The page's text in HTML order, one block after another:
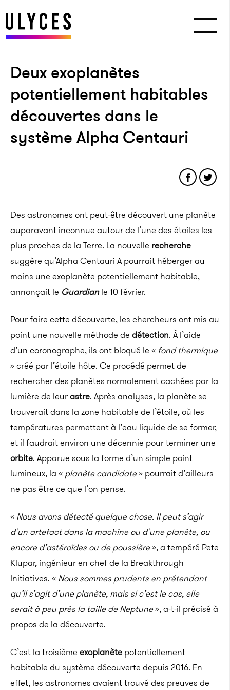
Deux exoplanètes
potentiellement habitables
découvertes dans le
système Alpha Centauri
Des astronomes ont peut-être découvert une planète
auparavant inconnue autour de l’une des étoiles les
plus proches de la Terre. La nouvelle recherche
suggère qu’Alpha Centauri A pourrait héberger au
moins une exoplanète potentiellement habitable,
annonçait le Guardianle 10 février.
Pour faire cette découverte, les chercheurs ont mis au
point une nouvelle méthode de détection. À l’aide
d’un coronographe, ils ont bloqué le « fond thermique
» créé par l’étoile hôte. Ce procédé permet de
rechercher des planètes normalement cachées par la
lumière de leurastre. Après analyses, la planète se
trouverait dans la zone habitable de l’étoile, où les
températures permettent à l’eau liquide de se former,
et il faudrait environ une décennie pour terminer une
orbite. Apparue sous la forme d’un simple point
lumineux, la « planète candidate» pourrait d’ailleurs
ne pas être ce que l’on pense.
« Nous avons détecté quelque chose. Il peut s’agir
d’un artefact dans la machine ou d’une planète, ou
encore d’astéroïdes ou de poussière», a tempéré Pete
Klupar, ingénieur en chef de la Breakthrough
Initiatives. « Nous sommes prudents en prétendant
qu’il s’agit d’une planète, mais si c’est le cas, elle
serait à peu près la taille de Neptune», a-t-il précisé à
propos de la découverte.
C’est la troisième exoplanète potentiellement
habitable du système découverte depuis 2016. En
effet, les astronomes avaient trouvé des preuves de